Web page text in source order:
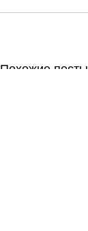
Похожие посты